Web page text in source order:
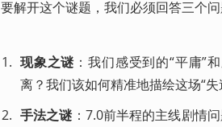
要解开这个谜题，我们必须回答三个问
现象之谜 ：我们感受到的“平庸”
离？我们该如何精准地描绘这场“失
手法之谜 ：7.0前半程的主线剧情